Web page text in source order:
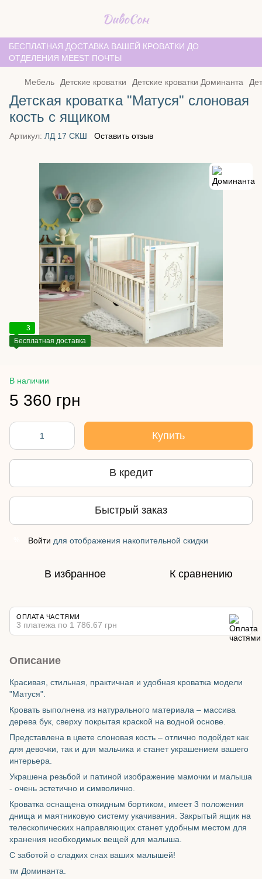
БЕСПЛАТНАЯ ДОСТАВКА ВАШЕЙ КРОВАТКИ ДО
ОТДЕЛЕНИЯ MEEST ПОЧТЫ
Мебель Детские кроватки Детские кроватки Доминанта
Детская кроватка "Матуся" слоновая
кость с ящиком
Артикул: ЛД 17 СКШ Оставить отзыв
3
Бесплатная доставка
В наличии
5 360 грн
Купить
В кредит
Быстрый заказ
Войти для отображения накопительной скидки
В избранное К сравнению
ОПЛАТА ЧАСТЯМИ
3 платежа по 1 786.67 грн
Описание
Красивая, стильная, практичная и удобная кроватка модели
"Матуся".
Кровать выполнена из натурального материала – массива
дерева бук, сверху покрытая краской на водной основе.
Представлена в цвете слоновая кость – отлично подойдет как
для девочки, так и для мальчика и станет украшением вашего
интерьера.
Украшена резьбой и патиной изображение мамочки и малыша
- очень эстетично и символично.
Кроватка оснащена откидным бортиком, имеет 3 положения
днища и маятниковую систему укачивания. Закрытый ящик на
телескопических направляющих станет удобным местом для
хранения необходимых вещей для малыша.
С заботой о сладких снах ваших малышей!
тм Доминанта.